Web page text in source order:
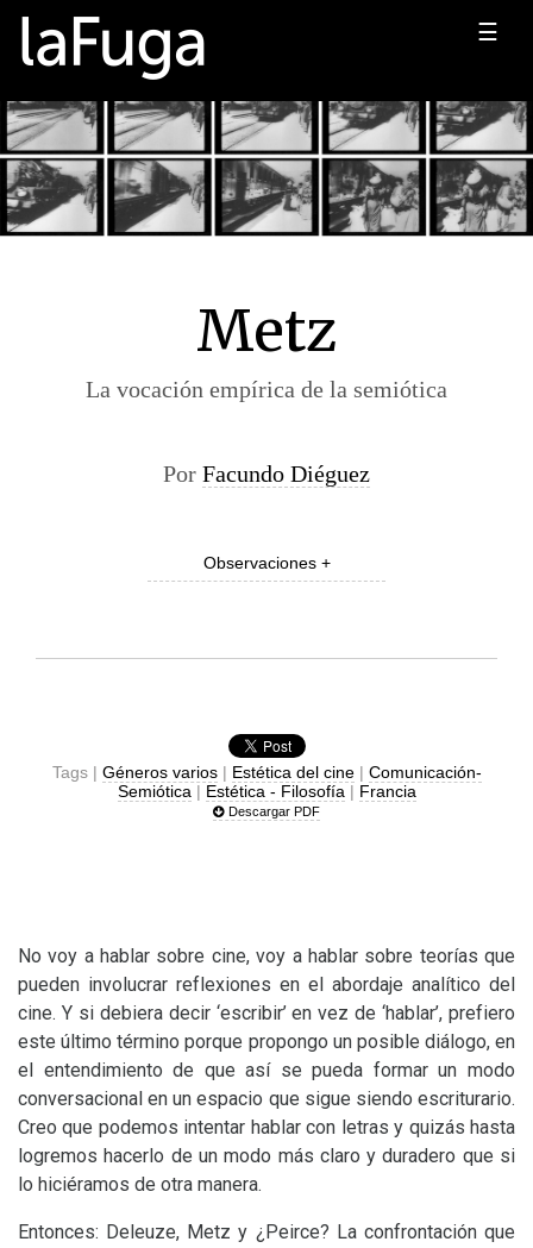
☰
Metz
La vocación empírica de la semiótica
Por Facundo Diéguez
Observaciones +
Tags | Géneros varios| Estética del cine| Comunicación-
Semiótica | Estética - Filosofía | Francia
Descargar PDF
No voy a hablar sobre cine, voy a hablar sobre teorías que
pueden involucrar reflexiones en el abordaje analítico del
cine. Y si debiera decir ‘escribir’ en vez de ‘hablar’, prefiero
este último término porque propongo un posible diálogo, en
el entendimiento de que así se pueda formar un modo
conversacional en un espacio que sigue siendo escriturario.
Creo que podemos intentar hablar con letras y quizás hasta
logremos hacerlo de un modo más claro y duradero que si
lo hiciéramos de otra manera.
Entonces: Deleuze, Metz y ¿Peirce? La confrontación que